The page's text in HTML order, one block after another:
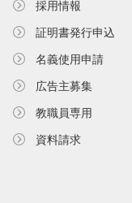
採用情報
証明書発⾏申込
名義使⽤申請
広告主募集
教職員専⽤
資料請求